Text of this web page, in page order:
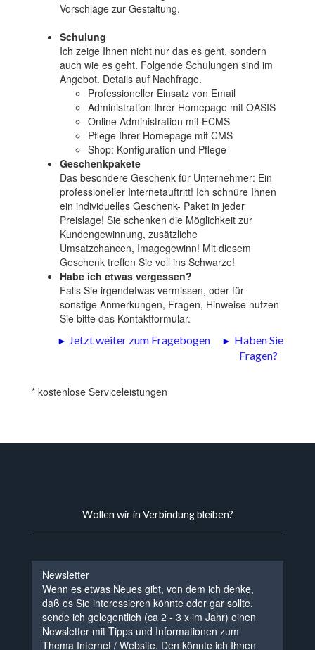
Vorschläge zur Gestaltung.
Schulung
Ich zeige Ihnen nicht nur das es geht, sondern
auch wie es geht. Folgende Schulungen sind im
Angebot. Details auf Nachfrage.
Professioneller Einsatz von Email
Administration Ihrer Homepage mit OASIS
Online Administration mit ECMS
Pflege Ihrer Homepage mit CMS
Shop: Konfiguration und Pflege
Geschenkpakete
Das besondere Geschenk für Unternehmer: Ein
professioneller Internetauftritt! Ich schnüre Ihnen
ein individuelles Geschenk- Paket in jeder
Preislage! Sie schenken die Möglichkeit zur
Kundengewinnung, zusätzliche
Umsatzchancen, Imagegewinn! Mit diesem
Geschenk treffen Sie voll ins Schwarze!
Habe ich etwas vergessen?
Falls Sie irgendetwas vermissen, oder für
sonstige Anmerkungen, Fragen, Hinweise nutzen
Sie bitte das Kontaktformular.
► Jetzt weiter zum Fragebogen ► Haben Sie
Fragen?
* kostenlose Serviceleistungen
Wollen wir in Verbindung bleiben?